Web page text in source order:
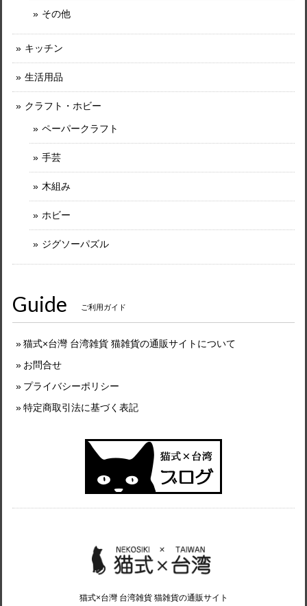
その他
キッチン
生活用品
クラフト・ホビー
ペーパークラフト
手芸
木組み
ホビー
ジグソーパズル
Guide ご利用ガイド
猫式×台灣 台湾雑貨 猫雑貨の通販サイトについて
お問合せ
プライバシーポリシー
特定商取引法に基づく表記
猫式×台灣 台湾雑貨 猫雑貨の通販サイト